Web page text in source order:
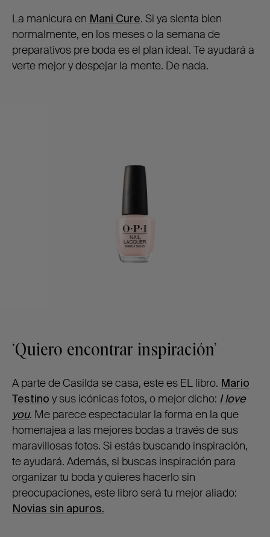
La manicura en Mani Cure. Si ya sienta bien
normalmente, en los meses o la semana de
preparativos pre boda es el plan ideal. Te ayudará a
verte mejor y despejar la mente. De nada.
‘Quiero encontrar inspiración’
A parte de Casilda se casa, este es EL libro. Mario
Testino y sus icónicas fotos, o mejor dicho: I love
you. Me parece espectacular la forma en la que
homenajea a las mejores bodas a través de sus
maravillosas fotos. Si estás buscando inspiración,
te ayudará. Además, si buscas inspiración para
organizar tu boda y quieres hacerlo sin
preocupaciones, este libro será tu mejor aliado:
Novias sin apuros.